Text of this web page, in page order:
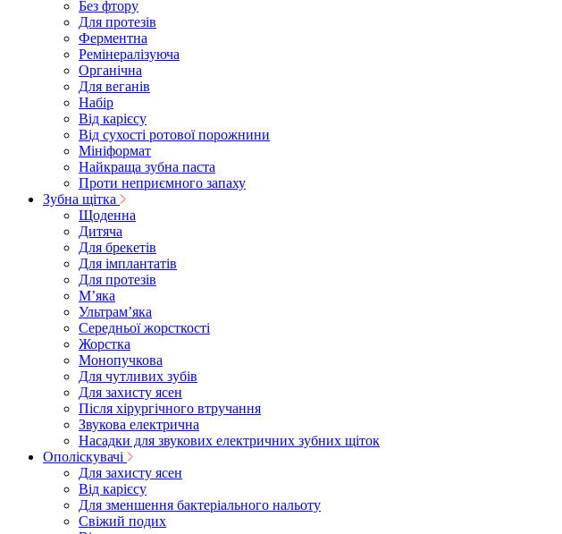
Без фтору
Для протезів
Ферментна
Ремінералізуюча
Органічна
Для веганів
Набір
Від карієсу
Від сухості ротової порожнини
Мініформат
Найкраща зубна паста
Проти неприємного запаху
Зубна щітка
Щоденна
Дитяча
Для брекетів
Для імплантатів
Для протезів
Мʼяка
Ультрамʼяка
Середньої жорсткості
Жорстка
Монопучкова
Для чутливих зубів
Для захисту ясен
Після хірургічного втручання
Звукова електрична
Насадки для звукових електричних зубних щіток
Ополіскувачі
Для захисту ясен
Від карієсу
Для зменшення бактеріального нальоту
Свіжий подих